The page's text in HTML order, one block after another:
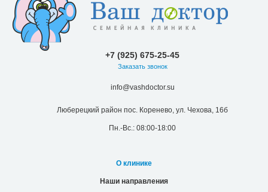
+7 (925) 675-25-45
Заказать звонок
info@vashdoctor.su
Люберецкий район пос. Коренево, ул. Чехова, 16б
Пн.-Вс.: 08:00-18:00
О клинике
Наши направления